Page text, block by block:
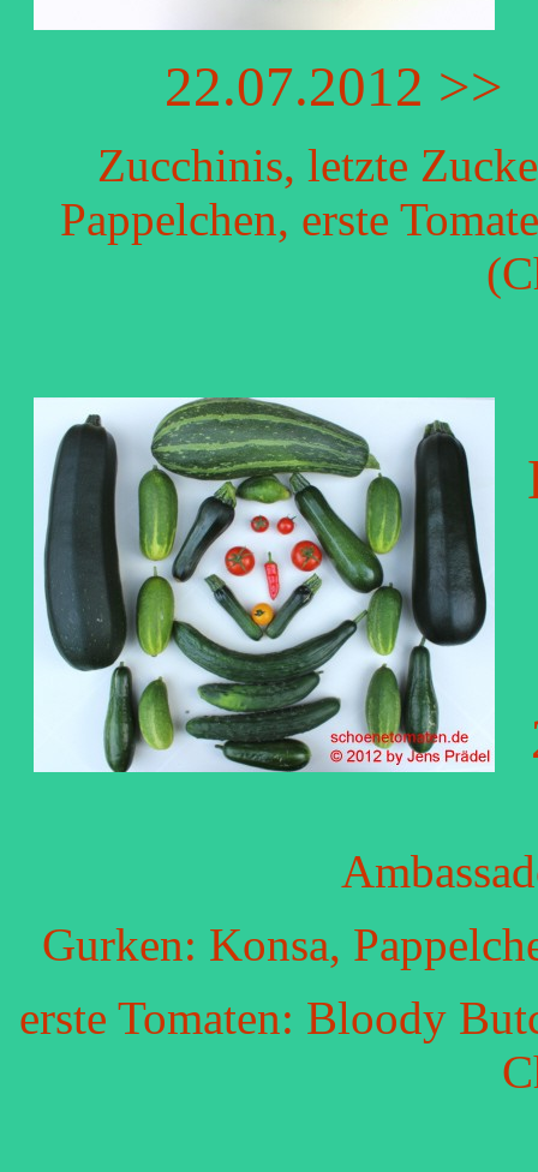
22.07.2012 >>
Zucchinis, letzte
Pappelchen, erste
Gurken: Konsa,
erste Tomaten: Bloody